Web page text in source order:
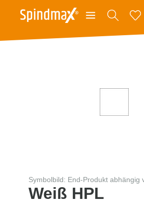
Symbolbild: End-Produkt abhängig
Weiß HPL